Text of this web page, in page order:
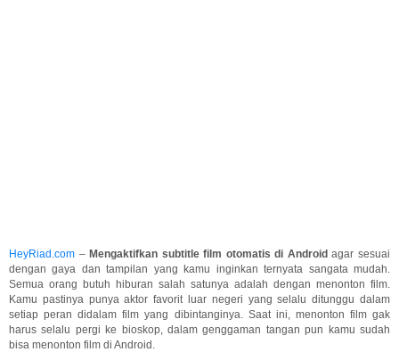
HeyRiad.com – Mengaktifkan subtitle film otomatis di Android agar sesuai
dengan gaya dan tampilan yang kamu inginkan ternyata sangata mudah.
Semua orang butuh hiburan salah satunya adalah dengan menonton film.
Kamu pastinya punya aktor favorit luar negeri yang selalu ditunggu dalam
setiap peran didalam film yang dibintanginya. Saat ini, menonton film gak
harus selalu pergi ke bioskop, dalam genggaman tangan pun kamu sudah
bisa menonton film di Android.